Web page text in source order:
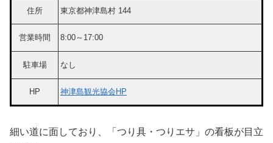
住所 東京都神津島村 144
営業時間 8:00～17:00
駐車場 なし
HP 神津島観光協会HP
細い道に面しており、「つり具・つりエサ」の看板が目立